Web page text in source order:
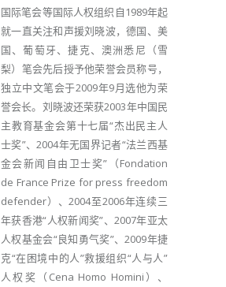
国际笔会等国际人权组织自1989年起
就一直关注和声援刘晓波，德国、美
国、葡萄牙、捷克、澳洲悉尼（雪
梨）笔会先后授予他荣誉会员称号，
独立中文笔会于2009年9月选他为荣
誉会长。刘晓波还荣获2003年中国民
主教育基金会第十七届“杰出民主人
士奖”、2004年无国界记者“法兰西基
金会新闻自由卫士奖”（Fondation
de France Prize for press freedom
defender）、2004至2006年连续三
年获香港“人权新闻奖”、2007年亚太
人权基金会“良知勇气奖”、2009年捷
克“在困境中的人”救援组织“人与人”
人权奖（Cena Homo Homini）、